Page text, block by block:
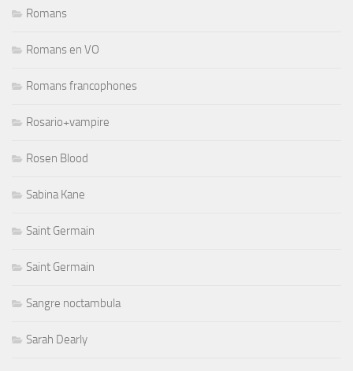
Romans
Romans en VO
Romans francophones
Rosario+vampire
Rosen Blood
Sabina Kane
Saint Germain
Saint Germain
Sangre noctambula
Sarah Dearly